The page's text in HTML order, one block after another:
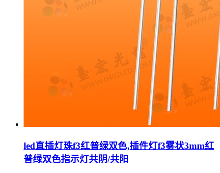
led直插灯珠f3红普绿双色,插件灯f3雾状3mm红
普绿双色指示灯共阴/共阳